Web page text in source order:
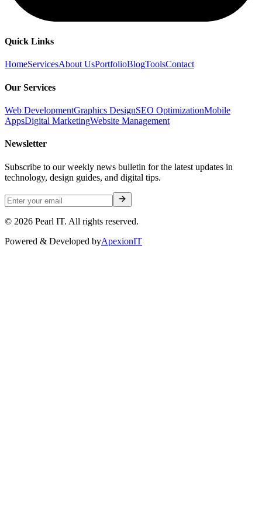
Quick Links
HomeServicesAbout UsPortfolioBlogToolsContact
Our Services
Web DevelopmentGraphics DesignSEO OptimizationMobile
AppsDigital MarketingWebsite Management
Newsletter
Subscribe to our weekly news bulletin for the latest updates in
technology, design guides, and digital tips.
© 2026 Pearl IT. All rights reserved.
Powered & Developed byApexionIT